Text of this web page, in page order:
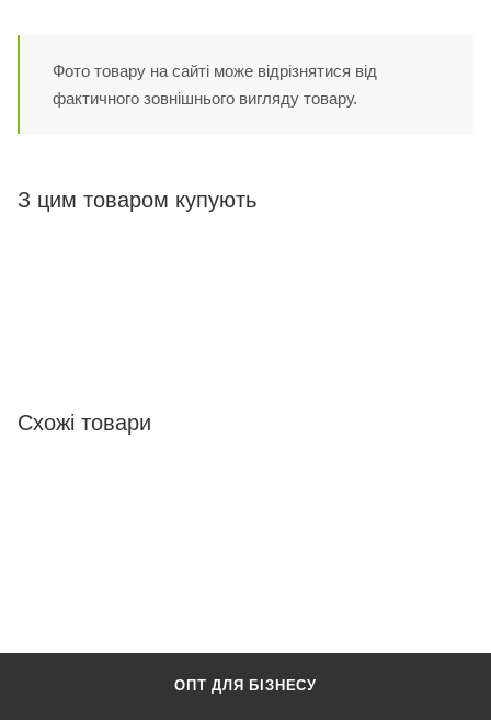
Фото товару на сайті може відрізнятися від
фактичного зовнішнього вигляду товару.
З цим товаром купують
Схожі товари
ОПТ ДЛЯ БІЗНЕСУ